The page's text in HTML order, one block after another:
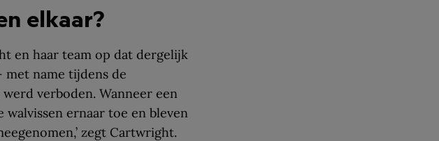
elkaar?
en haar team op dat dergelijk
met name tijdens de
verboden. Wanneer een
walvissen ernaar toe en bleven
zegt Cartwright.